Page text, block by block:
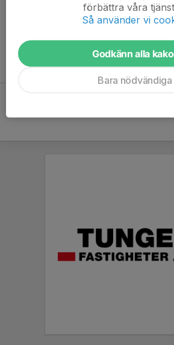
Vill du börja spela fotboll?
provträna i laget. Kontakta någon av
Kontaktuppgifter finns under fliken kontakt.
förbättra våra
Så använder vi
Godkänn alla
Bara nödvändiga